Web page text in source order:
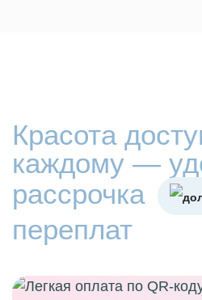
Красота
каждому —
рассрочка
переплат